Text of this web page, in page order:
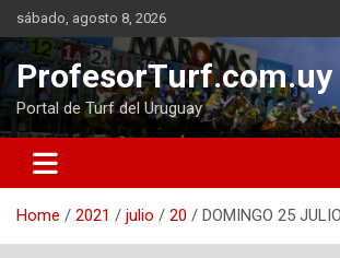
Skip
to
content
sábado, agosto 8, 2026
ProfesorTurf.com.uy
Portal de Turf del Uruguay
Home 2021 julio 20 DOMINGO 25 JULIO